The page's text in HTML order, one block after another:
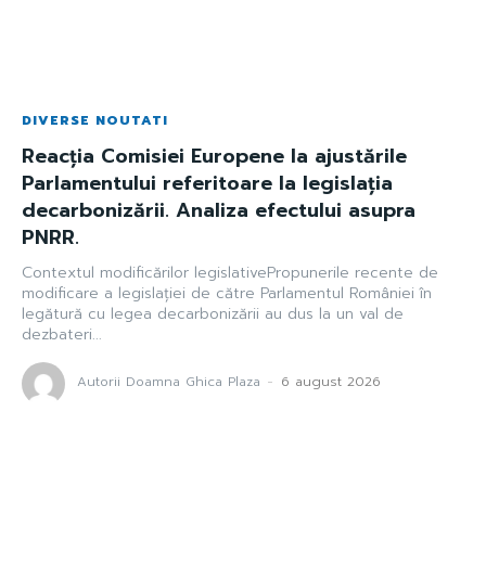
DIVERSE NOUTATI
Reacția Comisiei Europene la ajustările
Parlamentului referitoare la legislația
decarbonizării. Analiza efectului asupra
PNRR.
Contextul modificărilor legislativePropunerile recente de
modificare a legislației de către Parlamentul României în
legătură cu legea decarbonizării au dus la un val de
dezbateri...
Autorii Doamna Ghica Plaza - 6 august 2026